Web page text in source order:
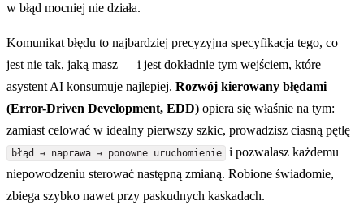
w błąd mocniej nie działa.
Komunikat błędu to najbardziej precyzyjna specyfikacja tego, co
jest nie tak, jaką masz — i jest dokładnie tym wejściem, które
asystent AI konsumuje najlepiej. Rozwój kierowany błędami
(Error-Driven Development, EDD) opiera się właśnie na tym:
zamiast celować w idealny pierwszy szkic, prowadzisz ciasną pętlę
błąd → naprawa → ponowne uruchomienie
i pozwalasz każdemu
niepowodzeniu sterować następną zmianą. Robione świadomie,
zbiega szybko nawet przy paskudnych kaskadach.